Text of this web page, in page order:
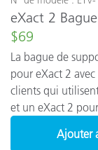
eXact 2
$69
La bague de
pour eXact 2
clients qui
et un eXact 2
Ajouter